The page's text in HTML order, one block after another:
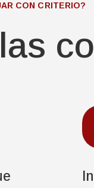
CON CRITERIO?